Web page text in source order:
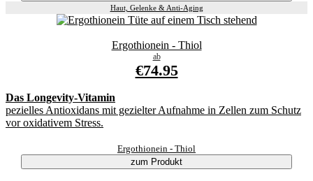
Haut, Gelenke & Anti-Aging
Ergothionein - Thiol
ab
€74.95
Das Longevity-Vitamin
pezielles Antioxidans mit gezielter Aufnahme in Zellen zum Schutz
vor oxidativem Stress.
Ergothionein - Thiol
zum Produkt